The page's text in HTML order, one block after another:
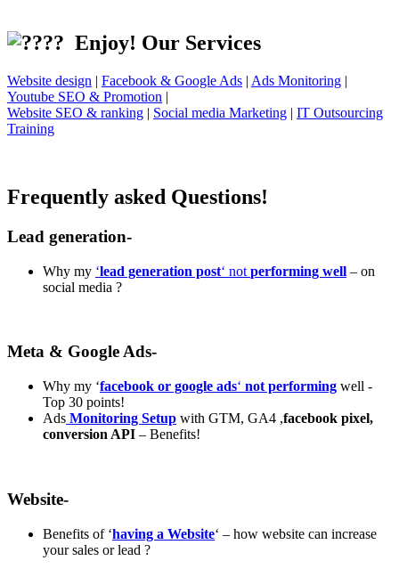
Enjoy! Our Services
Website design | Facebook & Google Ads | Ads Monitoring |
Youtube SEO & Promotion |
Website SEO & ranking | Social media Marketing | IT Outsourcing
Training
Frequently asked Questions!
Lead generation-
Why my ‘lead generation post‘ not performing well – on
social media ?
Meta & Google Ads-
Why my ‘facebook or google ads‘ not performing well -
Top 30 points!
Ads Monitoring Setup with GTM, GA4 ,facebook pixel,
conversion API – Benefits!
Website-
Benefits of ‘having a Website‘ – how website can increase
your sales or lead ?